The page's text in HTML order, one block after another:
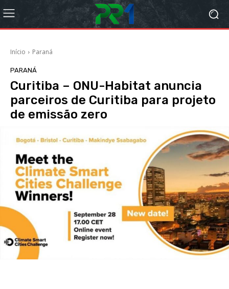
Início Paraná
PARANÁ
Curitiba – ONU-Habitat anuncia
parceiros de Curitiba para projeto
de emissão zero